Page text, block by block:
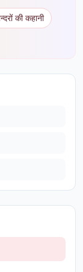
की कहानी